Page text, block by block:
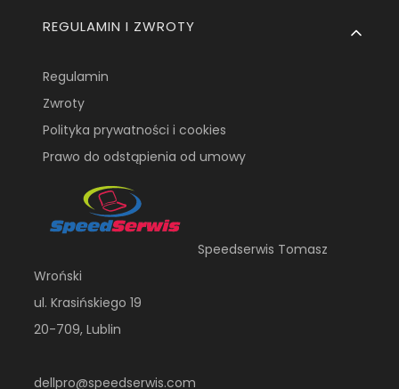
REGULAMIN I ZWROTY
Regulamin
Zwroty
Polityka prywatności i cookies
Prawo do odstąpienia od umowy
Speedserwis Tomasz
Wroński
ul. Krasińskiego 19
20-709, Lublin
dellpro@speedserwis.com